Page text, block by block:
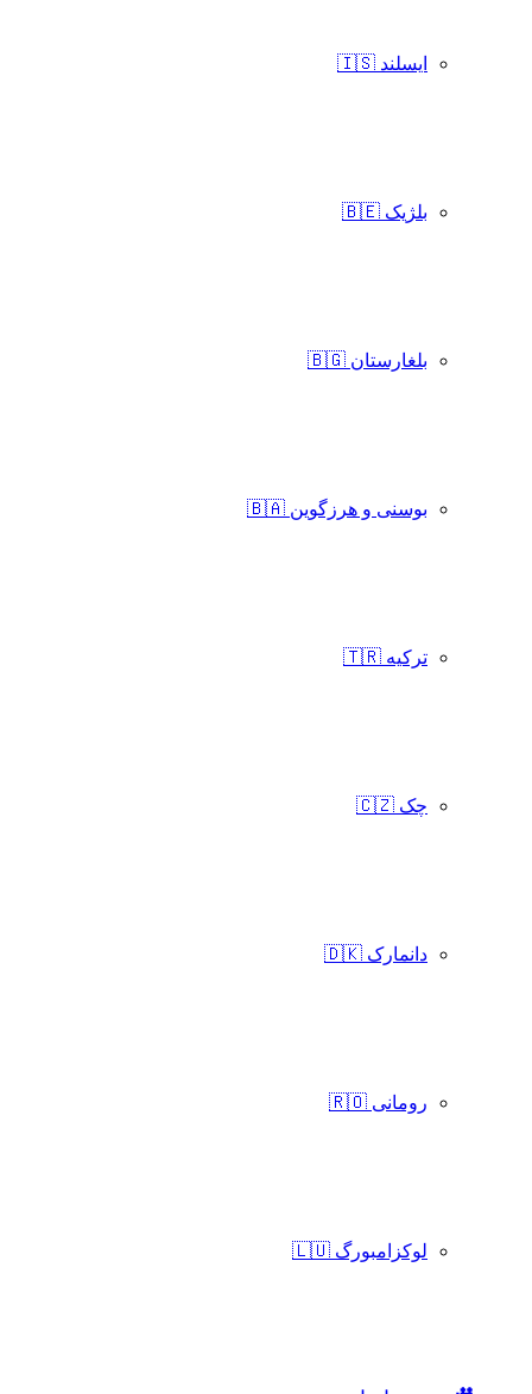
ایسلند 🇮🇸
بلژیک 🇧🇪
بلغارستان 🇧🇬
بوسنی و هرزگوین 🇧🇦
ترکیه 🇹🇷
چک 🇨🇿
دانمارک 🇩🇰
رومانی 🇷🇴
لوکزامبورگ 🇱🇺